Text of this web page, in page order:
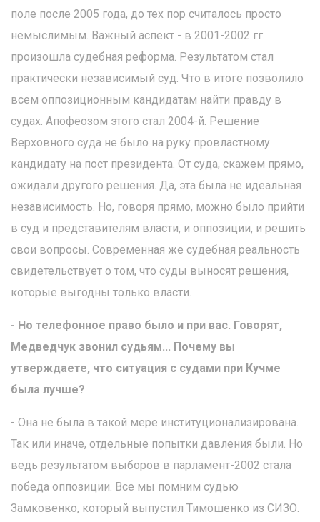
поле после 2005 года, до тех пор считалось просто
немыслимым. Важный аспект - в 2001-2002 гг.
произошла судебная реформа. Результатом стал
практически независимый суд. Что в итоге позволило
всем оппозиционным кандидатам найти правду в
судах. Апофеозом этого стал 2004-й. Решение
Верховного суда не было на руку провластному
кандидату на пост президента. От суда, скажем прямо,
ожидали другого решения. Да, эта была не идеальная
независимость. Но, говоря прямо, можно было прийти
в суд и представителям власти, и оппозиции, и решить
свои вопросы. Современная же судебная реальность
свидетельствует о том, что суды выносят решения,
которые выгодны только власти.
- Но телефонное право было и при вас. Говорят,
Медведчук звонил судьям... Почему вы
утверждаете, что ситуация с судами при Кучме
была лучше?
- Она не была в такой мере институционализирована.
Так или иначе, отдельные попытки давления были. Но
ведь результатом выборов в парламент-2002 стала
победа оппозиции. Все мы помним судью
Замковенко, который выпустил Тимошенко из СИЗО.